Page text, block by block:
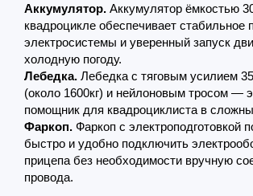
Аккумулятор. Аккумулятор ёмкостью
квадроцикле обеспечивает стабильное
электросистемы и уверенный запуск
холодную погоду.
Лебедка. Лебедка с тяговым усилием
(около 1600кг) и нейлоновым тросом —
помощник для квадроциклиста в
Фаркоп. Фаркоп с электроподготовкой
быстро и удобно подключить
прицепа без необходимости вручную
провода.